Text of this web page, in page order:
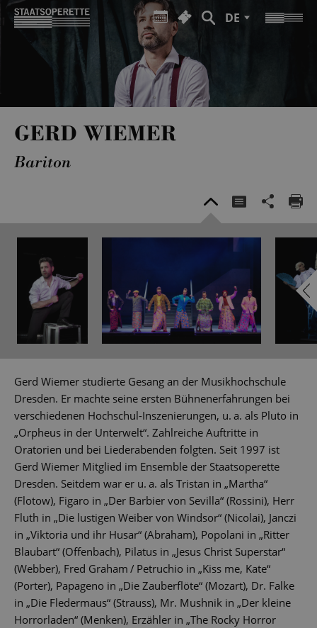
DE
GERD WIEMER
Bariton
Gerd Wiemer studierte Gesang an der Musikhochschule
Dresden. Er machte seine ersten Bühnenerfahrungen bei
verschiedenen Hochschul-Inszenierungen, u. a. als Pluto in
„Orpheus in der Unterwelt“. Zahlreiche Auftritte in
Oratorien und bei Liederabenden folgten. Seit 1997 ist
Gerd Wiemer Mitglied im Ensemble der Staatsoperette
Dresden. Seitdem war er u. a. als Tristan in „Martha“
(Flotow), Figaro in „Der Barbier von Sevilla“ (Rossini), Herr
Fluth in „Die lustigen Weiber von Windsor“ (Nicolai), Janczi
in „Viktoria und ihr Husar“ (Abraham), Popolani in „Ritter
Blaubart“ (Offenbach), Pilatus in „Jesus Christ Superstar“
(Webber), Fred Graham / Petruchio in „Kiss me, Kate“
(Porter), Papageno in „Die Zauberflöte“ (Mozart), Dr. Falke
in „Die Fledermaus“ (Strauss), Mr. Mushnik in „Der kleine
Horrorladen“ (Menken), Erzähler in „The Rocky Horror